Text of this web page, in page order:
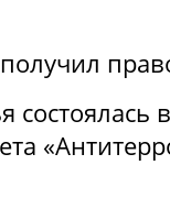
состоялась